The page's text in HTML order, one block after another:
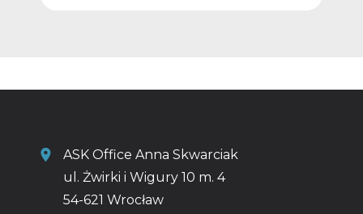
ASK Office Anna Skwarciak
ul. Żwirki i Wigury 10 m. 4
54-621 Wrocław